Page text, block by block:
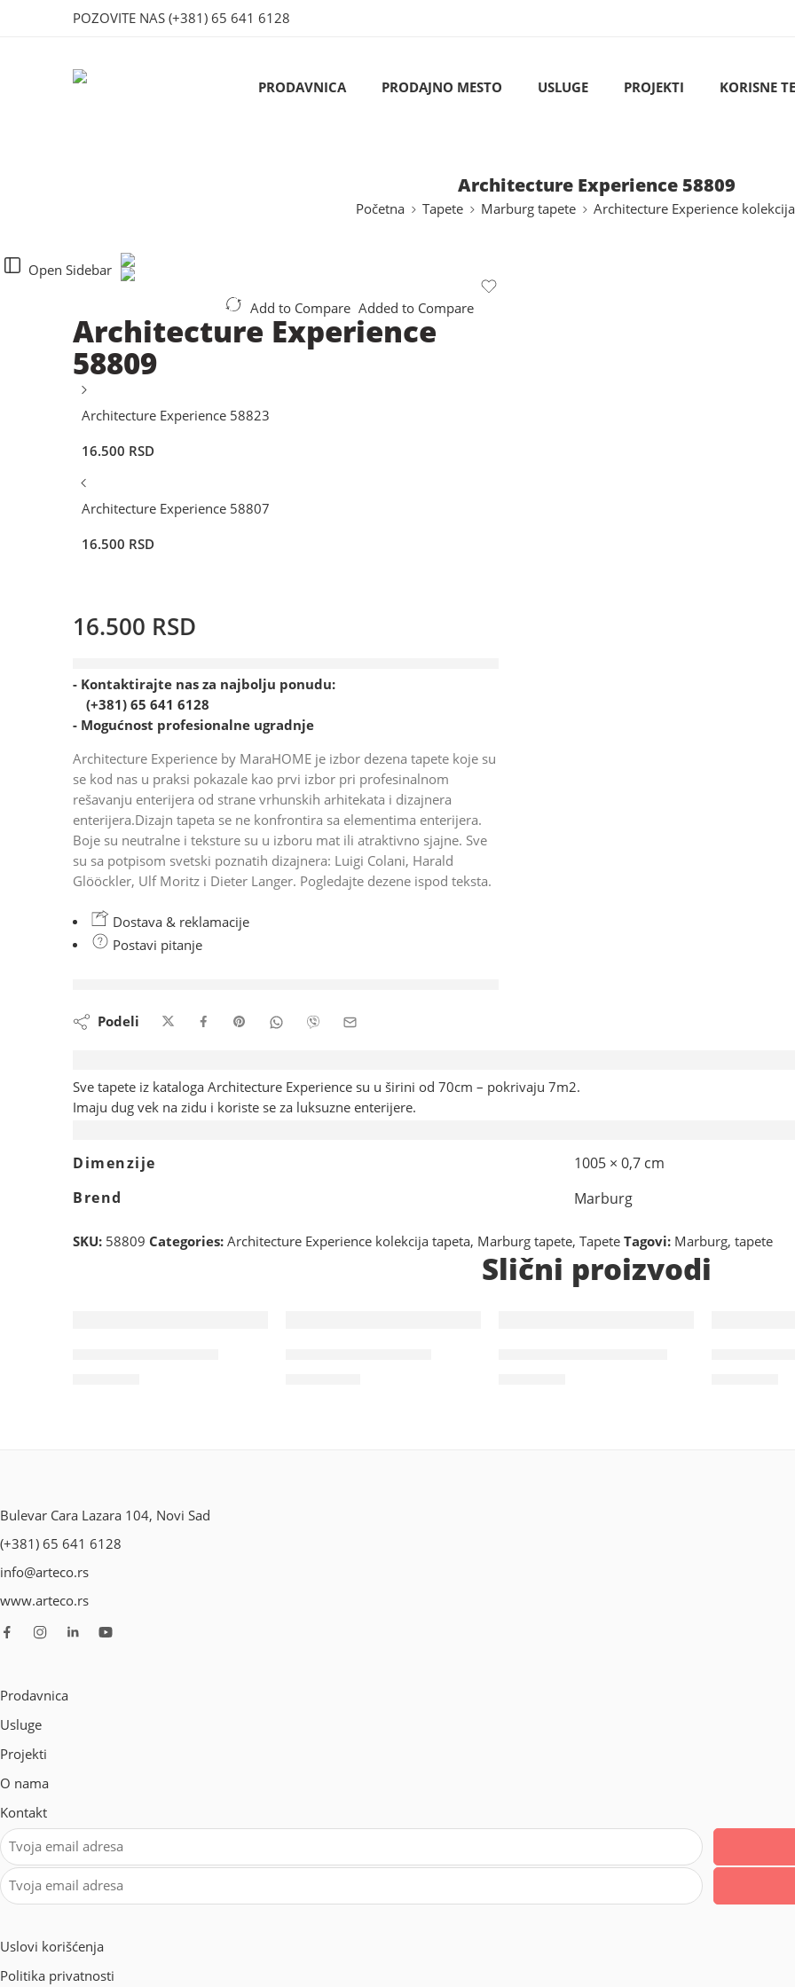
POZOVITE NAS (+381) 65 641 6128
PRODAVNICA PRODAJNO MESTO USLUGE PROJEKTI KORISNE
Architecture Experience 58809
Početna Tapete Marburg tapete Architecture Experience
Open Sidebar
Add to Compare Added to Compare
Architecture Experience
58809
Architecture Experience 58823
16.500 RSD
Architecture Experience 58807
16.500 RSD
16.500 RSD
- Kontaktirajte nas za najbolju ponudu:
(+381) 65 641 6128
- Mogućnost profesionalne ugradnje
Architecture Experience by MaraHOME je izbor dezena tapete koje su
se kod nas u praksi pokazale kao prvi izbor pri profesinalnom
rešavanju enterijera od strane vrhunskih arhitekata i dizajnera
enterijera.Dizajn tapeta se ne konfrontira sa elementima enterijera.
Boje su neutralne i teksture su u izboru mat ili atraktivno sjajne. Sve
su sa potpisom svetski poznatih dizajnera: Luigi Colani, Harald
Glööckler, Ulf Moritz i Dieter Langer. Pogledajte dezene ispod teksta.
Dostava & reklamacije
Postavi pitanje
Podeli
Sve tapete iz kataloga Architecture Experience su u širini od 70cm – pokrivaju 7m2.
Imaju dug vek na zidu i koriste se za luksuzne enterijere.
Dimenzije
1005 × 0,7 cm
Brend
Marburg
SKU: 58809 Categories: Architecture Experience kolekcija tapeta, Marburg tapete, Tapete Tagovi: Marburg, tapete
Slični proizvodi
Bulevar Cara Lazara 104, Novi Sad
(+381) 65 641 6128
info@arteco.rs
www.arteco.rs
Prodavnica
Usluge
Projekti
O nama
Kontakt
Uslovi korišćenja
Politika privatnosti